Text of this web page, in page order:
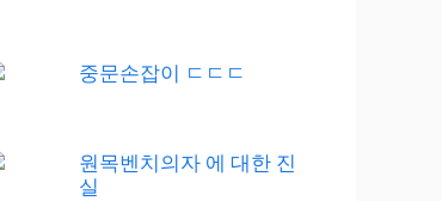
중문손잡이 ㄷㄷㄷ
원목벤치의자 에 대한 진
실